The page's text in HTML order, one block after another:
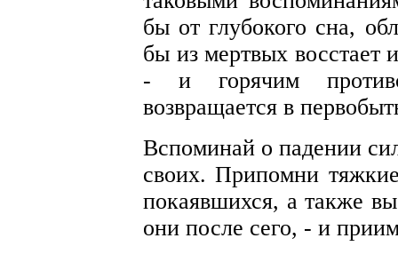
бы от глубокого сна,
бы из мертвых восстает
- и горячим
возвращается в
Вспоминай о падении
своих. Припомни
покаявшихся, а также
они после сего, - и